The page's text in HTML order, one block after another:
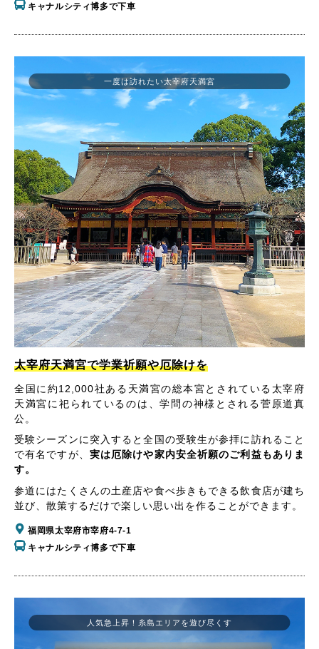
キャナルシティ博多で下車
太宰府天満宮で学業祈願や厄除けを
全国に約12,000社ある天満宮の総本宮とされている太宰府
天満宮に祀られているのは、学問の神様とされる菅原道真
公。
受験シーズンに突入すると全国の受験生が参拝に訪れること
で有名ですが、 実は厄除けや家内安全祈願のご利益もありま
す。
参道にはたくさんの土産店や食べ歩きもできる飲食店が建ち
並び、散策するだけで楽しい思い出を作ることができます。
福岡県太宰府市宰府4-7-1
キャナルシティ博多で下車
一度は訪れたい太宰府天満宮
人気急上昇！糸島エリアを遊び尽くす